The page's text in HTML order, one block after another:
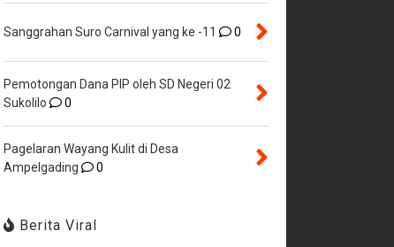
Sanggrahan Suro Carnival yang ke -11 0
Pemotongan Dana PIP oleh SD Negeri 02
Sukolilo
0
Pagelaran Wayang Kulit di Desa
Ampelgading
0
Berita Viral